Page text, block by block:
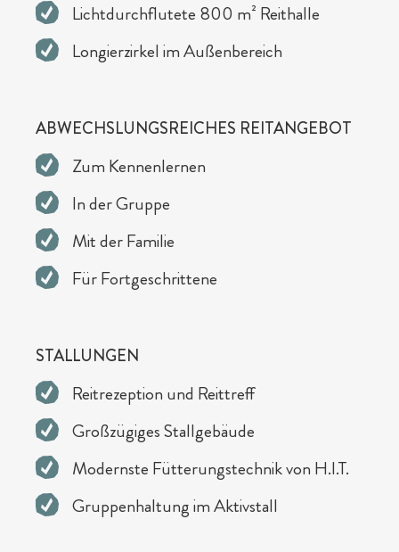
Lichtdurchflutete 800 m² Reithalle
Longierzirkel im Außenbereich
ABWECHSLUNGSREICHES REITANGEBOT
Zum Kennenlernen
In der Gruppe
Mit der Familie
Für Fortgeschrittene
STALLUNGEN
Reitrezeption und Reittreff
Großzügiges Stallgebäude
Modernste Fütterungstechnik von H.I.T.
Gruppenhaltung im Aktivstall